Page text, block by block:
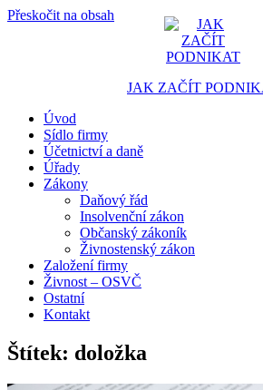
Přeskočit na obsah
JAK ZAČÍT
Portál pro podnikatele
Úvod
Sídlo firmy
Účetnictví a daně
Úřady
Zákony
Daňový řád
Insolvenční zákon
Občanský zákoník
Živnostenský zákon
Založení firmy
Živnost – OSVČ
Ostatní
Kontakt
Štítek: doložka